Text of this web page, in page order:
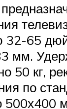
32-65
мм.
50 кг,
по
500х400